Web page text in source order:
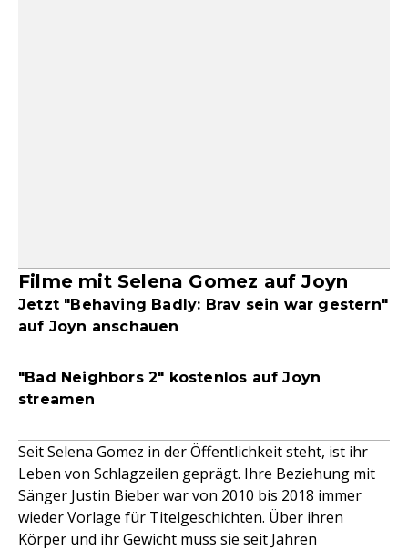
Filme mit Selena Gomez auf Joyn
Jetzt "Behaving Badly: Brav sein war gestern"
auf Joyn anschauen
"Bad Neighbors 2" kostenlos auf Joyn
streamen
Seit Selena Gomez in der Öffentlichkeit steht, ist ihr
Leben von Schlagzeilen geprägt. Ihre Beziehung mit
Sänger Justin Bieber war von 2010 bis 2018 immer
wieder Vorlage für Titelgeschichten. Über ihren
Körper und ihr Gewicht muss sie seit Jahren